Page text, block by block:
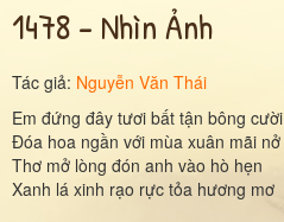
1478 - Nhìn Ảnh
Tác giả: Nguyễn Văn Thái
Em đứng đây tươi bất tận bông cười
Đóa hoa ngần với mùa xuân mãi nở
Thơ mở lòng đón anh vào hò hẹn
Xanh lá xinh rạo rực tỏa hương mơ